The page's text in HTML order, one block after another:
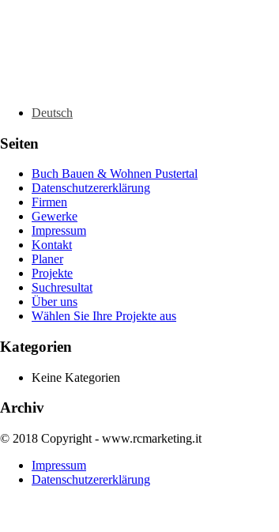
Deutsch
Seiten
Buch Bauen & Wohnen Pustertal
Datenschutzererklärung
Firmen
Gewerke
Impressum
Kontakt
Planer
Projekte
Suchresultat
Über uns
Wählen Sie Ihre Projekte aus
Kategorien
Keine Kategorien
Archiv
© 2018 Copyright - www.rcmarketing.it
Impressum
Datenschutzererklärung